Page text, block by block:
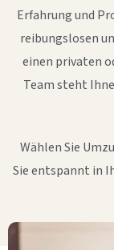
Erfahrung und
reibungslosen
einen privaten
Team steht
Wählen Sie
Sie entspannt in